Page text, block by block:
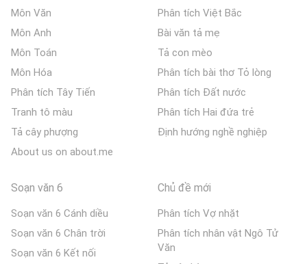
Môn Văn
Môn Anh
Môn Toán
Môn Hóa
Phân tích Tây Tiến
Tranh tô màu
Tả cây phượng
About us on about.me
Phân tích Việt Bắc
Bài văn tả mẹ
Tả con mèo
Phân tích bài thơ Tỏ lòng
Phân tích Đất nước
Phân tích Hai đứa trẻ
Định hướng nghề nghiệp
Soạn văn 6
Soạn văn 6 Cánh diều
Soạn văn 6 Chân trời
Soạn văn 6 Kết nối
Chủ đề mới
Phân tích Vợ nhặt
Phân tích nhân vật Ngô Tử
Văn